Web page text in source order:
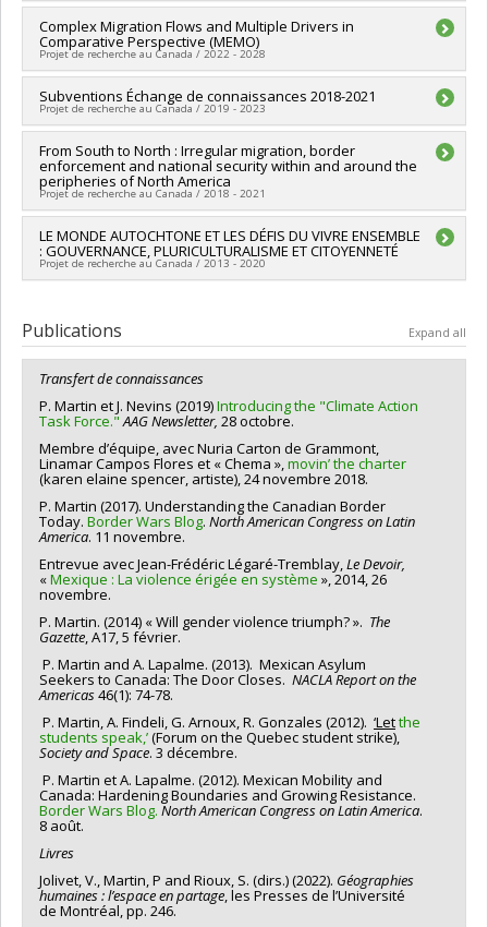
Lead researcher :Patricia Martin
Co-researchers :Jorge Pantaleon
Funding sources:
humaines du Canada
Grant programs:PVXXXXXX-Subvention Savoir
Complex Migration Flows and Multiple Drivers in
Comparative Perspective (MEMO)
Projet de recherche au Canada / 2022 - 2028
Lead researcher :Anna Triandafyllidou
Co-researchers : Patricia Martin
Funding sources:CRSH/Conseil de recherches en sciences
humaines du Canada
Grant programs:PV128152-Subvention de partenariat
Subventions Échange de connaissances 2018-2021
Projet de recherche au Canada / 2019 - 2023
Lead researcher :Patricia Martin
Funding sources:CRSH/Conseil de recherches en sciences
humaines du Canada
Grant programs:PVXXXXXX-Subventions d'échange de
connaissances
From South to North : Irregular migration, border
enforcement and national security within and around the
peripheries of North America
Projet de recherche au Canada / 2018 - 2021
Lead researcher :Patricia Martin
Funding sources:CRSH/Conseil de recherches en sciences
humaines du Canada
LE MONDE AUTOCHTONE ET LES DÉFIS DU VIVRE ENSEMBLE
: GOUVERNANCE, PLURICULTURALISME ET CITOYENNETÉ
Projet de recherche au Canada / 2013 - 2020
Co-researchers :
Patricia Martin,Martin Papillon
Funding sources:CRSH/Conseil de recherches en sciences
humaines du Canada
Grant programs:
Publications Expand all
Transfertde connaissances
P. Martin et J. Nevins (2019)Introducing the "Climate Action
Task Force." AAG Newsletter, 28 octobre.
Membre d’équipe, avec Nuria Carton de Grammont,
Linamar Campos Flores et « Chema »,movin’ the charter
(karen elaine spencer, artiste), 24 novembre 2018.
P. Martin (2017). Understanding the Canadian Border
Today. Border Wars Blog. North American Congress on Latin
America. 11 novembre.
Entrevue avec Jean-Frédéric Légaré-Tremblay,Le Devoir,
«Mexique : La violence érigée en système », 2014, 26
novembre.
P. Martin. (2014) « Will gender violence triumph? ». The
Gazette, A17, 5 février.
P. Martin and A. Lapalme. (2013). Mexican Asylum
Seekers to Canada: The Door Closes. NACLA Report on the
Americas46(1): 74-78.
P. Martin, A. Findeli, G. Arnoux, R. Gonzales (2012). ‘Letthe
students speak,’(Forum on the Quebec student strike),
Society and Space. 3 décembre.
P. Martin et A. Lapalme. (2012). Mexican Mobility and
Canada: Hardening Boundaries and Growing Resistance.
Border Wars Blog. North American Congress on Latin America.
8 août.
Livres
Jolivet, V., Martin, P and Rioux, S. (dirs.) (2022). Géographies
humaines : l’espace en partage, les Presses de l’Université
de Montréal, pp. 246.